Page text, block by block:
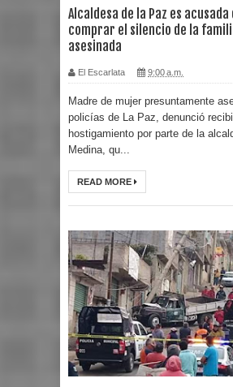
Alcaldesa de la Paz es
comprar el silencio de la
asesinada
El Escarlata 9:00 a.m.
Madre de mujer presuntamente
policías de La Paz, denunció
hostigamiento por parte de la
Medina, qu...
READ MORE